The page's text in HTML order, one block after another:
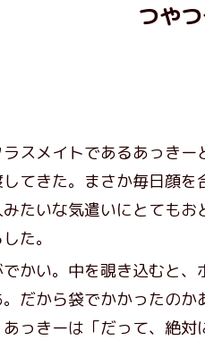
つや
スメイトであるあっきー
てきた。まさか毎日顔
たいな気遣いにとても
た。
かい。中を覗き込むと、
だから袋でかかったの
っきーは「だって、絶